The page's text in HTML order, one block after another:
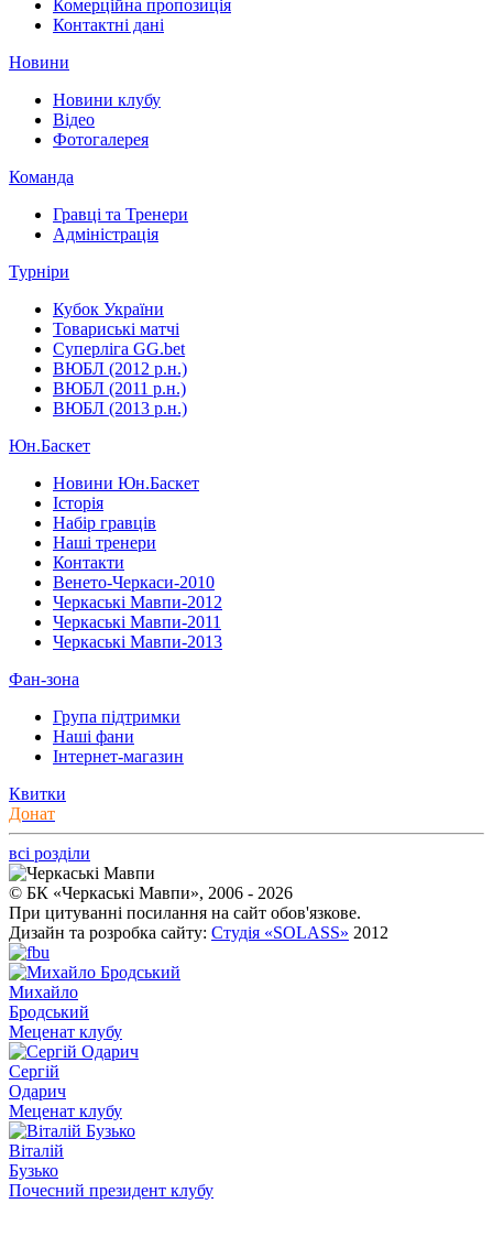
Комерційна пропозиція
Контактні дані
Новини
Новини клубу
Відео
Фотогалерея
Команда
Гравці та Тренери
Адміністрація
Турніри
Кубок України
Товариські матчі
Суперліга GG.bet
ВЮБЛ (2012 р.н.)
ВЮБЛ (2011 р.н.)
ВЮБЛ (2013 р.н.)
Юн.Баскет
Новини Юн.Баскет
Історія
Набір гравців
Наші тренери
Контакти
Венето-Черкаси-2010
Черкаські Мавпи-2012
Черкаські Мавпи-2011
Черкаські Мавпи-2013
Фан-зона
Група підтримки
Наші фани
Інтернет-магазин
Квитки
Донат
всі розділи
© БК «Черкаські Мавпи», 2006 - 2026
При цитуванні посилання на сайт обов'язкове.
Дизайн та розробка сайту: Студія «SOLASS» 2012
Михайло
Бродський
Меценат клубу
Сергій
Одарич
Меценат клубу
Віталій
Бузько
Почесний президент клубу